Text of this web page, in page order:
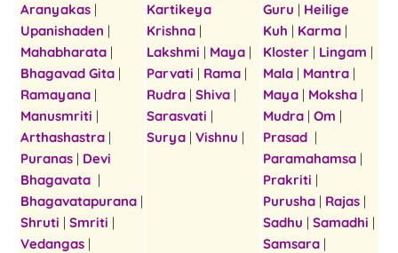
Aranyakas |
Upanishaden |
Mahabharata |
Bhagavad Gita |
Ramayana |
Manusmriti |
Arthashastra |
Puranas | Devi
Bhagavata |
Bhagavatapurana |
Shruti | Smriti |
Vedangas |
Kartikeya
Krishna |
Lakshmi | Maya |
Parvati | Rama |
Rudra | Shiva |
Sarasvati |
Surya | Vishnu |
Guru | Heilige
Kuh | Karma |
Kloster | Lingam |
Mala | Mantra |
Maya | Moksha |
Mudra | Om |
Prasad |
Paramahamsa |
Prakriti |
Purusha | Rajas |
Sadhu | Samadhi |
Samsara |